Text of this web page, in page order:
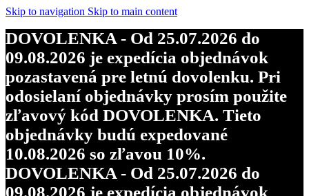
Skip to navigation Skip to main content
DOVOLENKA - Od 25.07.2026 do
09.08.2026 je expedícia objednávok
pozastavená pre letnú dovolenku. Pri
odosielaní objednávky prosím použite
zľavový kód DOVOLENKA. Tieto
objednávky budú expedované
10.08.2026 so zľavou 10%.
DOVOLENKA - Od 25.07.2026 do
09.08.2026 je expedícia objednávok